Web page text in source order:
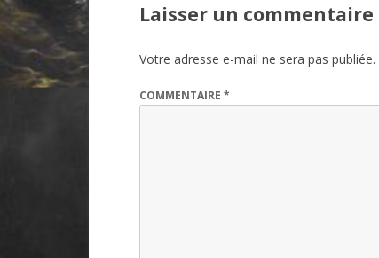
Laisser un commentaire
Votre adresse e-mail ne sera pas publiée.
COMMENTAIRE *